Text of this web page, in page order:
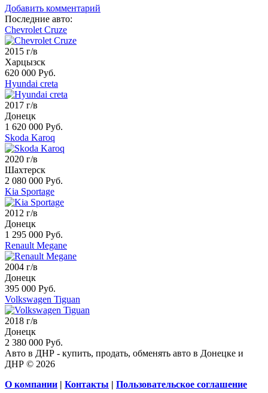
Добавить комментарий
Последние авто:
Chevrolet Cruze
2015 г/в
Харцызск
620 000 Руб.
Hyundai creta
2017 г/в
Донецк
1 620 000 Руб.
Skoda Karoq
2020 г/в
Шахтерск
2 080 000 Руб.
Kia Sportage
2012 г/в
Донецк
1 295 000 Руб.
Renault Megane
2004 г/в
Донецк
395 000 Руб.
Volkswagen Tiguan
2018 г/в
Донецк
2 380 000 Руб.
Авто в ДНР - купить, продать, обменять авто в Донецке и
ДНР © 2026
О компании | Контакты | Пользовательское соглашение